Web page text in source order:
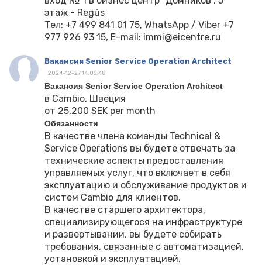
этаж - Regús
Тел: +7 499 841 01 75, WhatsApp / Viber +7
977 926 93 15, E-mail: immi@eicentre.ru
Вакансия Senior Service Operation Architect
2024-12-27 14:05:48
Вакансия Senior Service Operation Architect
в Cambio, Швеция
от 25,200 SEK per month
Обязанности
В качестве члена команды Technical &
Service Operations вы будете отвечать за
технические аспекты предоставления
управляемых услуг, что включает в себя
эксплуатацию и обслуживание продуктов и
систем Cambio для клиентов.
В качестве старшего архитектора,
специализирующегося на инфраструктуре
и развертывании, вы будете собирать
требования, связанные с автоматизацией,
установкой и эксплуатацией.